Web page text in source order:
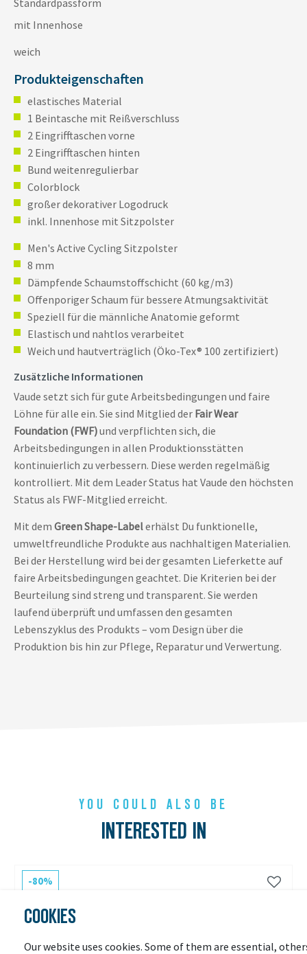
Standardpassform
mit Innenhose
weich
Produkteigenschaften
elastisches Material
1 Beintasche mit Reißverschluss
2 Eingrifftaschen vorne
2 Eingrifftaschen hinten
Bund weitenregulierbar
Colorblock
großer dekorativer Logodruck
inkl. Innenhose mit Sitzpolster
Men's Active Cycling Sitzpolster
8 mm
Dämpfende Schaumstoffschicht (60 kg/m3)
Offenporiger Schaum für bessere Atmungsaktivität
Speziell für die männliche Anatomie geformt
Elastisch und nahtlos verarbeitet
Weich und hautverträglich (Öko-Tex® 100 zertifiziert)
Zusätzliche Informationen
Vaude setzt sich für gute Arbeitsbedingungen und faire
Löhne für alle ein. Sie sind Mitglied der Fair Wear
Foundation (FWF)und verpflichten sich, die
Arbeitsbedingungen in allen Produktionsstätten
kontinuierlich zu verbessern. Diese werden regelmäßig
kontrolliert. Mit dem Leader Status hat Vaude den höchsten
Status als FWF-Mitglied erreicht.
Mit dem Green Shape-Labelerhälst Du funktionelle,
umweltfreundliche Produkte aus nachhaltigen Materialien.
Bei der Herstellung wird bei der gesamten Lieferkette auf
faire Arbeitsbedingungen geachtet. Die Kriterien bei der
Beurteilung sind streng und transparent. Sie werden
laufend überprüft und umfassen den gesamten
Lebenszyklus des Produkts – vom Design über die
Produktion bis hin zur Pflege, Reparatur und Verwertung.
YOU COULD ALSO BE
INTERESTED IN
-80%
COOKIES
Our website uses cookies. Some of them are essential,